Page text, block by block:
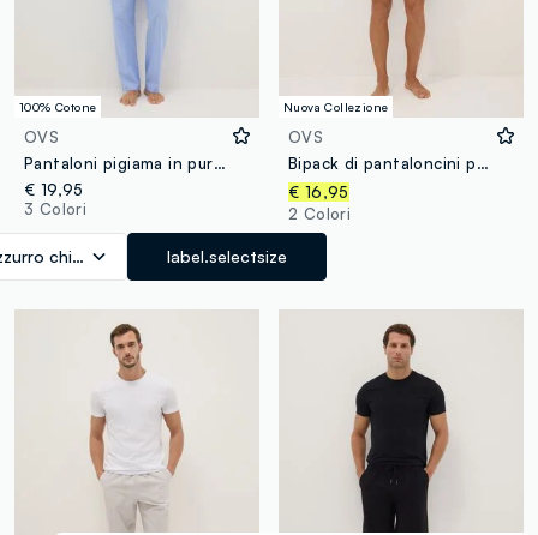
100% Cotone
OVS
Pantaloni pigiama in puro cotone organico azzurro regular fit
€ 19,95
3 Colori
chiaro label.selectsize
Nuova Collezione
OVS
Bipack di pantaloncini pigiama multicolor in cotone organico
€ 16,95
2 Colori